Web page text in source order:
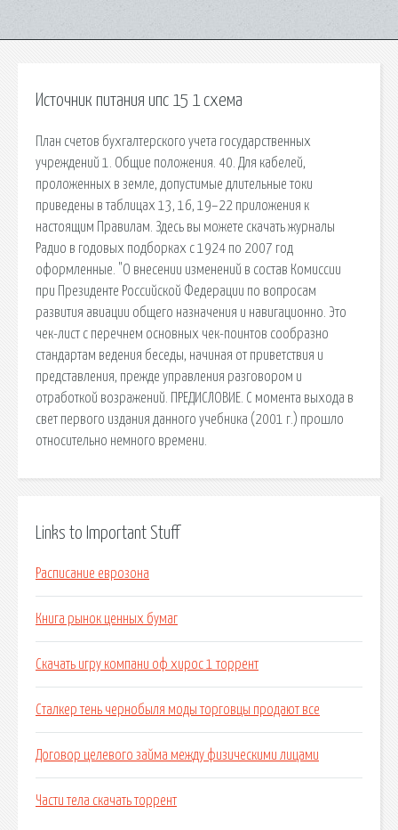
Источник питания ипс 15 1 схема
План счетов бухгалтерского учета государственных
учреждений 1. Общие положения. 40. Для кабелей,
проложенных в земле, допустимые длительные токи
приведены в таблицах 13, 16, 19–22 приложения к
настоящим Правилам. Здесь вы можете скачать журналы
Радио в годовых подборках с 1924 по 2007 год
оформленные. "О внесении изменений в состав Комиссии
при Президенте Российской Федерации по вопросам
развития авиации общего назначения и навигационно. Это
чек-лист с перечнем основных чек-поинтов сообразно
стандартам ведения беседы, начиная от приветствия и
представления, прежде управления разговором и
отработкой возражений. ПРЕДИСЛОВИЕ. С момента выхода в
свет первого издания данного учебника (2001 г.) прошло
относительно немного времени.
Links to Important Stuff
Расписание еврозона
Книга рынок ценных бумаг
Скачать игру компани оф хирос 1 торрент
Сталкер тень чернобыля моды торговцы продают все
Договор целевого займа между физическими лицами
Части тела скачать торрент